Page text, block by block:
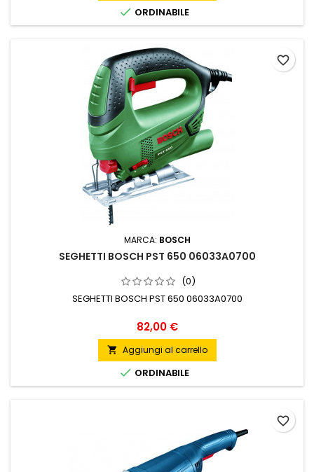
 ORDINABILE
MARCA: BOSCH
SEGHETTI BOSCH PST 650 06033A0700
(0)
SEGHETTI BOSCH PST 650 06033A0700
Prezzo
82,00 €
 Aggiungi al carrello
 ORDINABILE
favorite_border
favorite_border